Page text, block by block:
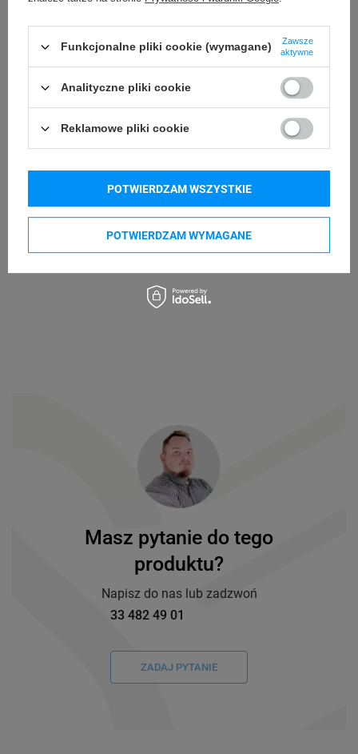
DYMO LetraTag LT 200B
Kupowane razem
Masz pytanie do tego
produktu?
Napisz do nas lub zadzwoń
33 482 49 01
ZADAJ PYTANIE
Funkcjonalne pliki cookie (wymagane)
Zawsze
aktywne
Analityczne pliki cookie
Reklamowe pliki cookie
POTWIERDZAM WYMAGANE
POTWIERDZAM WSZYSTKIE